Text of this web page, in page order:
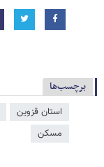
برچسب‌ها
استان قزوین
مسکن